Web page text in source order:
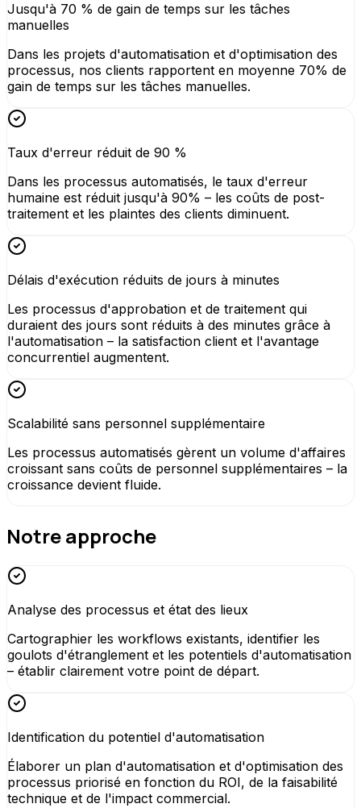
Jusqu'à 70 % de gain de temps sur les tâches
manuelles
Dans les projets d'automatisation et d'optimisation des
processus, nos clients rapportent en moyenne 70% de
gain de temps sur les tâches manuelles.
Taux d'erreur réduit de 90 %
Dans les processus automatisés, le taux d'erreur
humaine est réduit jusqu'à 90% – les coûts de post-
traitement et les plaintes des clients diminuent.
Délais d'exécution réduits de jours à minutes
Les processus d'approbation et de traitement qui
duraient des jours sont réduits à des minutes grâce à
l'automatisation – la satisfaction client et l'avantage
concurrentiel augmentent.
Scalabilité sans personnel supplémentaire
Les processus automatisés gèrent un volume d'affaires
croissant sans coûts de personnel supplémentaires – la
croissance devient fluide.
Notre approche
Analyse des processus et état des lieux
Cartographier les workflows existants, identifier les
goulots d'étranglement et les potentiels d'automatisation
– établir clairement votre point de départ.
Identification du potentiel d'automatisation
Élaborer un plan d'automatisation et d'optimisation des
processus priorisé en fonction du ROI, de la faisabilité
technique et de l'impact commercial.